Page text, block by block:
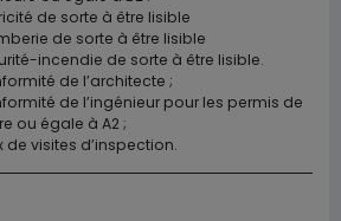
de sorte à être lisible
de sorte à être lisible
incendie de sorte à être lisible.
de l’architecte ;
de l’ingénieur pour les permis de
ou égale à A2 ;
visites d’inspection.